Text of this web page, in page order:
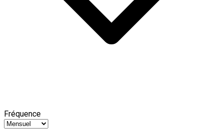
Fréquence